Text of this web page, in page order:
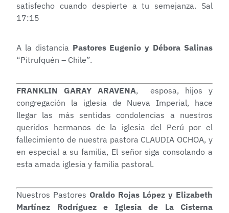
satisfecho cuando despierte a tu semejanza. Sal
17:15
A la distancia Pastores Eugenio y Débora Salinas
“Pitrufquén – Chile”.
FRANKLIN GARAY ARAVENA, esposa, hijos y
congregación la iglesia de Nueva Imperial, hace
llegar las más sentidas condolencias a nuestros
queridos hermanos de la iglesia del Perú por el
fallecimiento de nuestra pastora CLAUDIA OCHOA, y
en especial a su familia, El señor siga consolando a
esta amada iglesia y familia pastoral.
Nuestros Pastores Oraldo Rojas López y Elizabeth
Martínez Rodríguez e Iglesia de La Cisterna